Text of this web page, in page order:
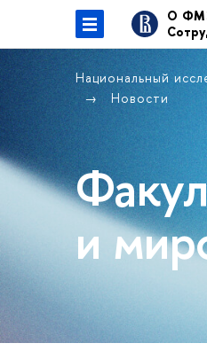
О
Национальный
Новости
и